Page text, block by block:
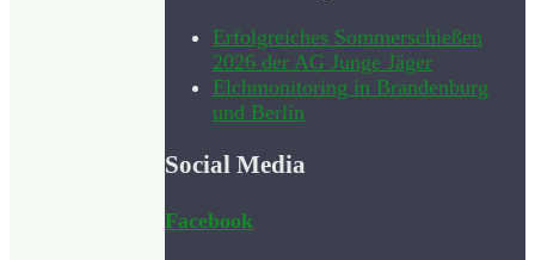
Erfolgreiches Sommerschießen
2026 der AG Junge Jäger
Elchmonitoring in Brandenburg
und Berlin
Social Media
Facebook